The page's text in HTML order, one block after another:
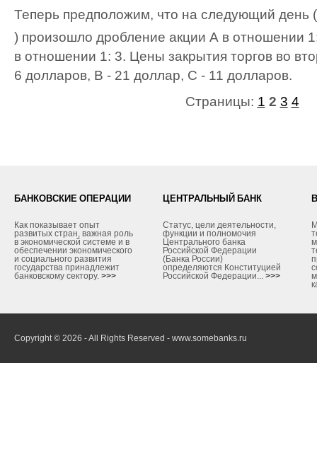
Теперь предположим, что на следующий день (
) произошло дробление акции А в отношении
в отношении 1: 3. Цены закрытия торгов во
6 долларов, В - 21 доллар, С - 11 долларов.
Страницы: 1 2 3 4
БАНКОВСКИЕ ОПЕРАЦИИ
Как показывает опыт
развитых стран, важная роль
в экономической системе и в
обеспечении экономического
и социального развития
государства принадлежит
банковскому сектору. >>>
ЦЕНТРАЛЬНЫЙ БАНК
Статус, цели деятельности,
функции и полномочия
Центрального банка
Российской Федерации
(Банка России)
определяются Конституцией
Российской Федерации... >>>
Copyright © 2026 - All Rights Reserved - www.somebanks.ru